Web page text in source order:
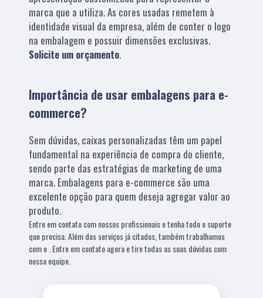
marca que a utiliza. As cores usadas remetem à
identidade visual da empresa, além de conter o logo
na embalagem e possuir dimensões exclusivas.
Solicite um orçamento.
Importância de usar embalagens para e-
commerce?
Sem dúvidas, caixas personalizadas têm um papel
fundamental na experiência de compra do cliente,
sendo parte das estratégias de marketing de uma
marca. Embalagens para e-commerce são uma
excelente opção para quem deseja agregar valor ao
produto.
Entre em contato com nossos profissionais e tenha todo o suporte
que precisa. Além dos serviços já citados, também trabalhamos
com e . Entre em contato agora e tire todas as suas dúvidas com
nossa equipe.